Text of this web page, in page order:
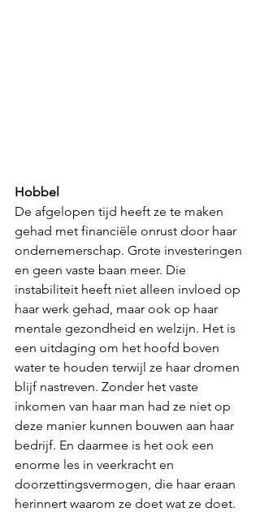
Hobbel
De afgelopen tijd heeft ze te maken
gehad met financiële onrust door haar
ondernemerschap. Grote investeringen
en geen vaste baan meer. Die
instabiliteit heeft niet alleen invloed op
haar werk gehad, maar ook op haar
mentale gezondheid en welzijn. Het is
een uitdaging om het hoofd boven
water te houden terwijl ze haar dromen
blijf nastreven. Zonder het vaste
inkomen van haar man had ze niet op
deze manier kunnen bouwen aan haar
bedrijf. En daarmee is het ook een
enorme les in veerkracht en
doorzettingsvermogen, die haar eraan
herinnert waarom ze doet wat ze doet.